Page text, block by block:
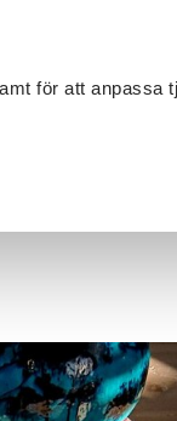
för att anpassa